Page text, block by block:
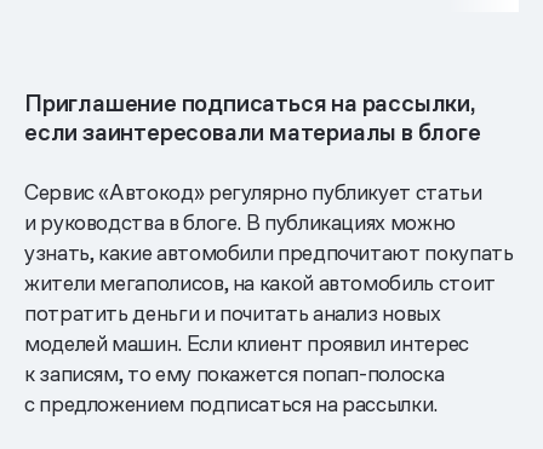
Приглашение подписаться на рассылки,
если заинтересовали материалы в блоге
Сервис «Автокод» регулярно публикует статьи
и руководства в блоге. В публикациях можно
узнать, какие автомобили предпочитают покупать
жители мегаполисов, на какой автомобиль стоит
потратить деньги и почитать анализ новых
моделей машин. Если клиент проявил интерес
к записям, то ему покажется попап-полоска
с предложением подписаться на рассылки.